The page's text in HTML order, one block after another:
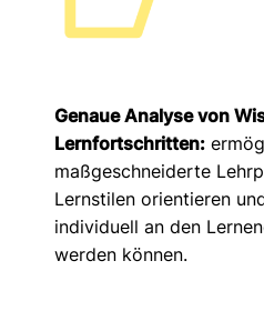
Genaue Analyse von
Lernfortschritten:
maßgeschneiderte
Lernstilen orientieren
individuell an den
werden können.